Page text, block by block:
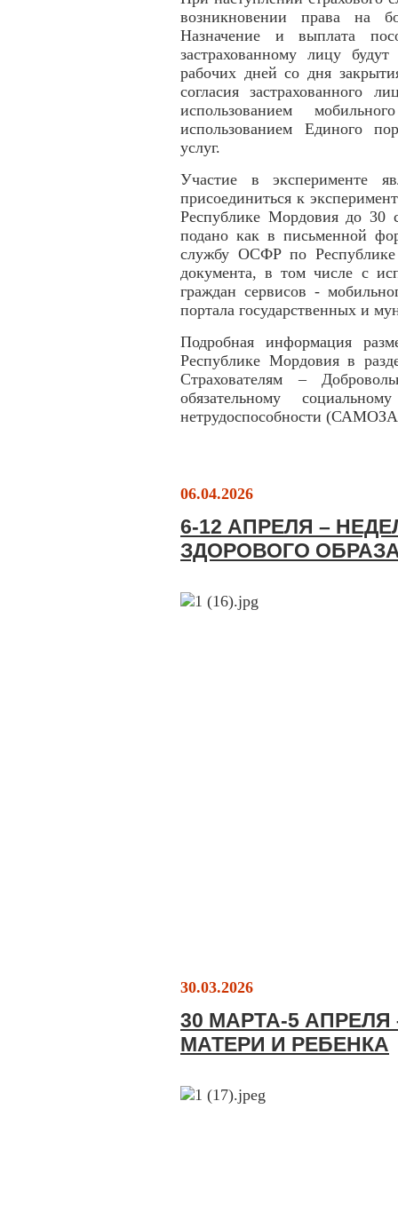
возникновении права на
Назначение и выплата
застрахованному лицу
рабочих дней со дня
согласия застрахованного
использованием
использованием Единого
услуг.
Участие в эксперименте
присоединиться к
Республике Мордовия до 30
подано как в письменной
службу ОСФР по
документа, в том числе с
граждан сервисов -
портала государственных и
Подробная информация
Республике Мордовия в
Страхователям –
обязательному
нетрудоспособности
06.04.2026
6-12 АПРЕЛЯ –
ЗДОРОВОГО
30.03.2026
30 МАРТА-5
МАТЕРИ И РЕБЕНКА